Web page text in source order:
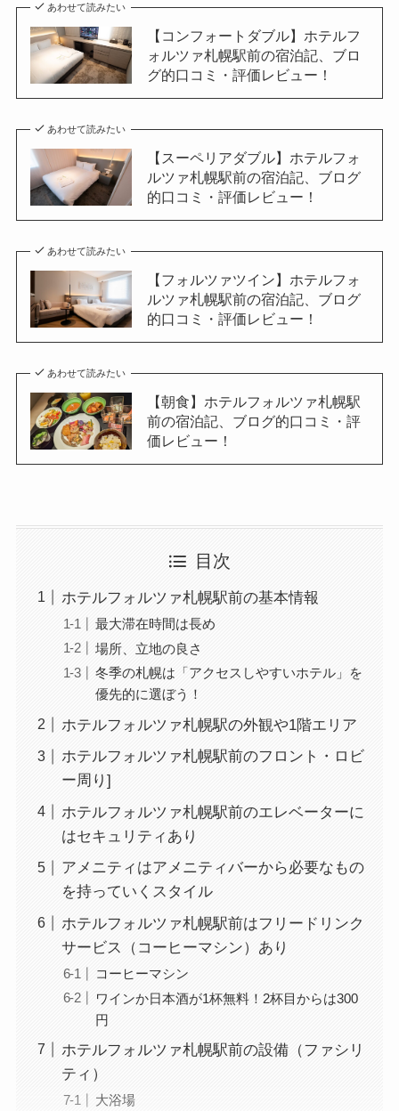
あわせて読みたい
【コンフォートダブル】ホテルフ
ォルツァ札幌駅前の宿泊記、ブロ
グ的口コミ・評価レビュー！
あわせて読みたい
【スーペリアダブル】ホテルフォ
ルツァ札幌駅前の宿泊記、ブログ
的口コミ・評価レビュー！
あわせて読みたい
【フォルツァツイン】ホテルフォ
ルツァ札幌駅前の宿泊記、ブログ
的口コミ・評価レビュー！
あわせて読みたい
【朝食】ホテルフォルツァ札幌駅
前の宿泊記、ブログ的口コミ・評
価レビュー！
目次
ホテルフォルツァ札幌駅前の基本情報
最大滞在時間は長め
場所、立地の良さ
冬季の札幌は「アクセスしやすいホテル」を
優先的に選ぼう！
ホテルフォルツァ札幌駅の外観や1階エリア
ホテルフォルツァ札幌駅前のフロント・ロビ
ー周り]
ホテルフォルツァ札幌駅前のエレベーターに
はセキュリティあり
アメニティはアメニティバーから必要なもの
を持っていくスタイル
ホテルフォルツァ札幌駅前はフリードリンク
サービス（コーヒーマシン）あり
コーヒーマシン
ワインか日本酒が1杯無料！2杯目からは300
円
ホテルフォルツァ札幌駅前の設備（ファシリ
ティ）
大浴場